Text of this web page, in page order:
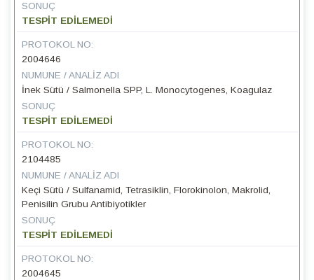
SONUÇ
TESPİT EDİLEMEDİ
PROTOKOL NO:
2004646
NUMUNE / ANALIZ ADI
İnek Sütü / Salmonella SPP, L. Monocytogenes, Koagulaz
SONUÇ
TESPİT EDİLEMEDİ
PROTOKOL NO:
2104485
NUMUNE / ANALIZ ADI
Keçi Sütü / Sulfanamid, Tetrasiklin, Florokinolon, Makrolid,
Penisilin Grubu Antibiyotikler
SONUÇ
TESPİT EDİLEMEDİ
PROTOKOL NO:
2004645